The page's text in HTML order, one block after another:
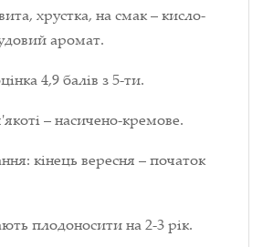
хрустка, на смак – кисло-
аромат.
4,9 балів з 5-ти.
– насичено-кремове.
кінець вересня – початок
плодоносити на 2-3 рік.